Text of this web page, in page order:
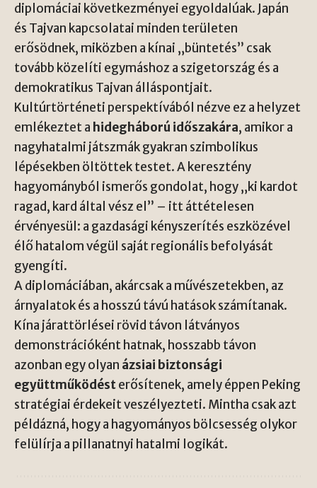
diplomáciai következményei egyoldalúak. Japán
és Tajvan kapcsolatai minden területen
erősödnek, miközben a kínai „büntetés” csak
tovább közelíti egymáshoz a szigetország és a
demokratikus Tajvan álláspontjait.
Kultúrtörténeti perspektívából nézve ez a helyzet
emlékeztet a hidegháború időszakára, amikor a
nagyhatalmi játszmák gyakran szimbolikus
lépésekben öltöttek testet. A keresztény
hagyományból ismerős gondolat, hogy „ki kardot
ragad, kard által vész el” – itt áttételesen
érvényesül: a gazdasági kényszerítés eszközével
élő hatalom végül saját regionális befolyását
gyengíti.
A diplomáciában, akárcsak a művészetekben, az
árnyalatok és a hosszú távú hatások számítanak.
Kína járattörlései rövid távon látványos
demonstrációként hatnak, hosszabb távon
azonban egy olyan ázsiai biztonsági
együttműködésterősítenek, amely éppen Peking
stratégiai érdekeit veszélyezteti. Mintha csak azt
példázná, hogy a hagyományos bölcsesség olykor
felülírja a pillanatnyi hatalmi logikát.